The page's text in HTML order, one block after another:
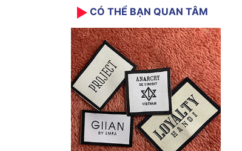
CÓ THỂ BẠN QUAN TÂM